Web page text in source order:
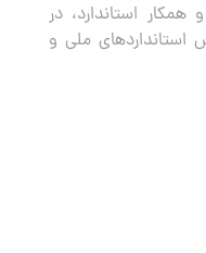
تائیدیه‌های ISO/IEC 17025:2017 و همکار استاندارد، در
استانداردهای ملی و